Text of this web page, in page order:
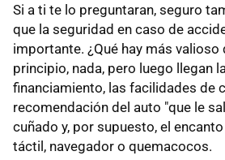
Si a ti te lo preguntaran, seguro
que la seguridad en caso de
importante. ¿Qué hay más valioso
principio, nada, pero luego llegan
financiamiento, las facilidades de
recomendación del auto "que le
cuñado y, por supuesto, el
táctil, navegador o quemacocos.